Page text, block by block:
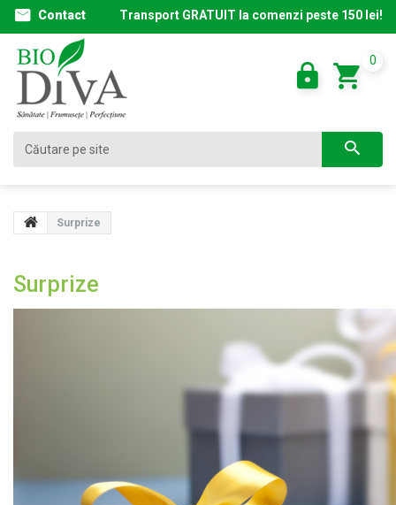
Contact Transport GRATUIT la comenzi peste 150 lei!
0
Surprize
Surprize